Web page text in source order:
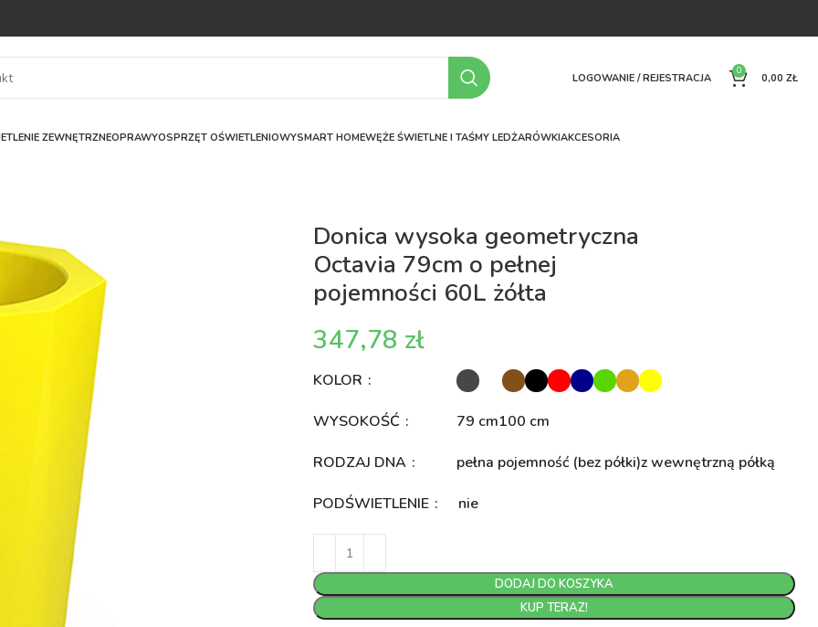
LOGOWANIE / REJESTRACJA
0
0,00 ZŁ
ZEWNĘTRZNEOPRAWYOSPRZĘT OŚWIETLENIOWYSMART HOMEWĘŻE ŚWIETLNE I TAŚMY LEDŻARÓWKIAKCESORIA
Donica wysoka geometryczna
Octavia 79cm o pełnej
pojemności 60L żółta
zł
KOLOR
WYSOKOŚĆ 79 cm100 cm
RODZAJ DNA pełna pojemność (bez półki)z wewnętrzną półką
PODŚWIETLENIE nie
DODAJ DO KOSZYKA
KUP TERAZ!